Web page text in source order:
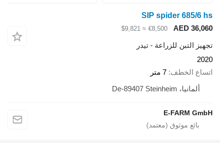
SIP spider 685/6 hs
AED 36,060
€8,500
≈ $9,821
تجهيز التبن للزراعة - تيدر
2020
اتساع الخطف 7 متر
ألمانيا، De-89407 Steinheim
E-FARM GmbH